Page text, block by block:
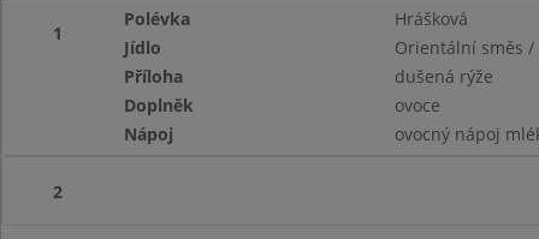
1
Polévka
Hrášková
Jídlo
Orientální směs
Příloha
dušená rýže
Doplněk
ovoce
Nápoj
ovocný nápoj
2